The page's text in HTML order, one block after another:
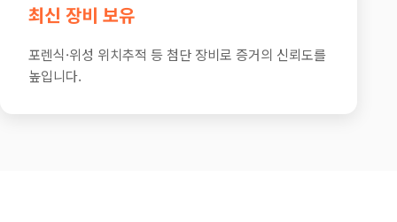
최신 장비 보유
포렌식·위성 위치추적 등 첨단 장비로 증거의 신뢰도를
높입니다.